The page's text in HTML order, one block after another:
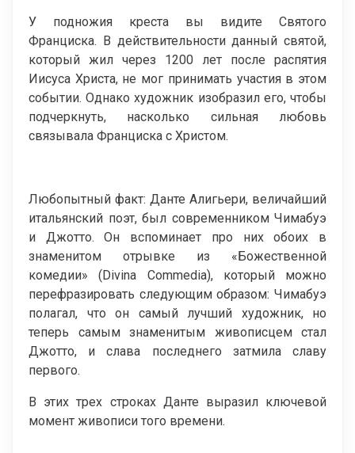
У подножия креста вы видите Святого
Франциска. В действительности данный святой,
который жил через 1200 лет после распятия
Иисуса Христа, не мог принимать участия в этом
событии. Однако художник изобразил его, чтобы
подчеркнуть, насколько сильная любовь
связывала Франциска с Христом.
Любопытный факт: Данте Алигьери, величайший
итальянский поэт, был современником Чимабуэ
и Джотто. Он вспоминает про них обоих в
знаменитом отрывке из «Божественной
комедии» (Divina Commedia), который можно
перефразировать следующим образом: Чимабуэ
полагал, что он самый лучший художник, но
теперь самым знаменитым живописцем стал
Джотто, и слава последнего затмила славу
первого.
В этих трех строках Данте выразил ключевой
момент живописи того времени.